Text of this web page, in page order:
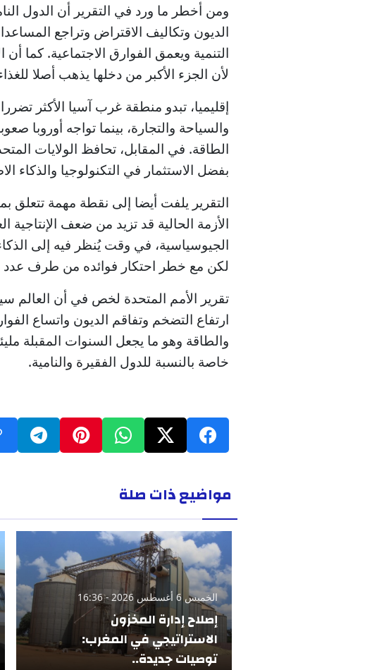
ومن أخطر ما ورد في التقرير أن الدول
الديون وتكاليف الاقتراض وتراجع
التنمية ويعمق الفوارق الاجتماعية. كما
لأن الجزء الأكبر من دخلها يذهب أصلا
إقليميا، تبدو منطقة غرب آسيا الأكثر
والسياحة والتجارة، بينما تواجه أوروبا
الطاقة. في المقابل، تحافظ الولايات
بفضل الاستثمار في التكنولوجيا والذكاء
التقرير يلفت أيضا إلى نقطة مهمة تتعلق
الأزمة الحالية قد تزيد من ضعف الإنتاجية
الجيوسياسية، في وقت يُنظر فيه إلى
لكن مع خطر احتكار فوائده من طرف عدد
تقرير الأمم المتحدة لخص في أن العالم
ارتفاع التضخم وتفاقم الديون واتساع
والطاقة وهو ما يجعل السنوات المقبلة
خاصة بالنسبة للدول الفقيرة والنامية.
مواضيع ذات صلة
الخميس 6 أغسطس 2026 - 16:36
إصلاح إدارة المخزون
الاستراتيجي في المغرب:
توصيات جديدة..